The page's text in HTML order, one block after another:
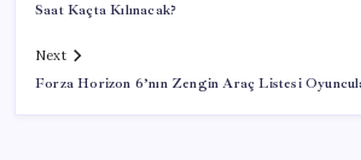
Saat Kaçta Kılınacak?
Next
Forza Horizon 6’nın Zengin Araç Listesi